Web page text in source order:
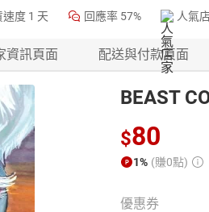
速度 1 天 回應率 57% 人氣
資訊頁面 配送與付款頁面
BEAST
$80
1% (賺0點)
優惠券